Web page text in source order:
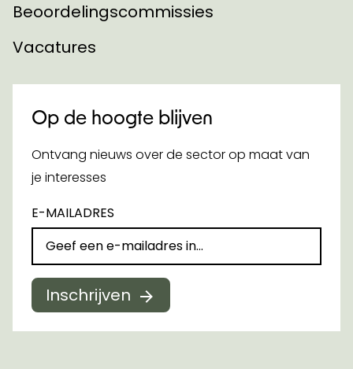
Beoordelingscommissies
Vacatures
Op de hoogte blijven
Ontvang nieuws over de sector op maat van
je interesses
E-MAILADRES
Inschrijven